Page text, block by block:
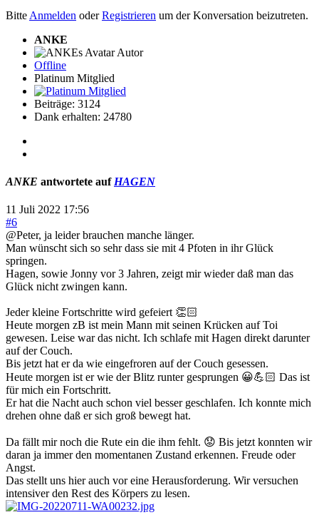
Bitte Anmelden oderRegistrieren um der Konversation beizutreten.
ANKE
Autor
Offline
Platinum Mitglied
Beiträge: 3124
Dank erhalten: 24780
ANKE antwortete auf HAGEN
11 Juli 2022 17:56
#6
@Peter, ja leider brauchen manche länger.
Man wünscht sich so sehr dass sie mit 4 Pfoten in ihr Glück
springen.
Hagen, sowie Jonny vor 3 Jahren, zeigt mir wieder daß man das
Glück nicht zwingen kann.
Jeder kleine Fortschritte wird gefeiert 👏🏻
Heute morgen zB ist mein Mann mit seinen Krücken auf Toi
gewesen. Leise war das nicht. Ich schlafe mit Hagen direkt darunter
auf der Couch.
Bis jetzt hat er da wie eingefroren auf der Couch gesessen.
Heute morgen ist er wie der Blitz runter gesprungen 😀💪🏻 Das ist
für mich ein Fortschritt.
Er hat die Nacht auch schon viel besser geschlafen. Ich konnte mich
drehen ohne daß er sich groß bewegt hat.
Da fällt mir noch die Rute ein die ihm fehlt. 😟 Bis jetzt konnten wir
daran ja immer den momentanen Zustand erkennen. Freude oder
Angst.
Das stellt uns hier auch vor eine Herausforderung. Wir versuchen
intensiver den Rest des Körpers zu lesen.